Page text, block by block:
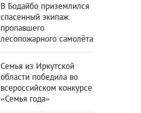
В Бодайбо приземлился
спасенный экипаж
пропавшего
лесопожарного самолёта
Семья из Иркутской
области победила во
всероссийском конкурсе
«Семья года»